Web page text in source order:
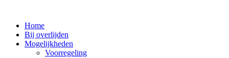
inhoud
Home
Bij overlijden
Mogelijkheden
Voorregeling